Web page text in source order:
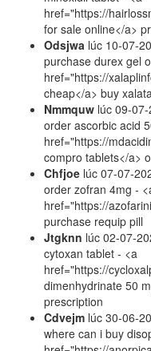
href="https://
for sale online</a>
Odsjwa lúc 10-07-
purchase durex gel
href="https://
cheap</a> buy
Nmmquw lúc 09-
order ascorbic acid
href="https://
compro tablets</a>
Chfjoe lúc 07-07-
order zofran 4mg -
href="https://
purchase requip pill
Jtgknn lúc 02-07-
cytoxan tablet - <a
href="https://
dimenhydrinate 50
prescription
Cdvejm lúc 30-06-
where can i buy